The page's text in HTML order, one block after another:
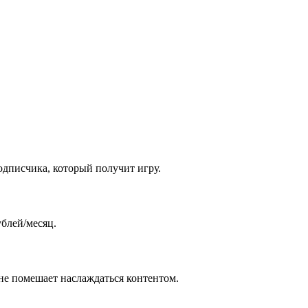
который получит игру.
месяц.
помешает наслаждаться контентом.